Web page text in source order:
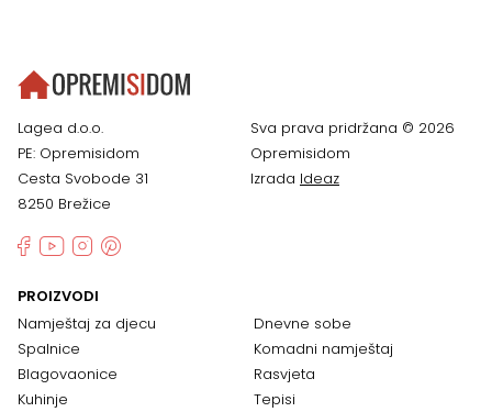
Lagea d.o.o.
PE: Opremisidom
Cesta Svobode 31
8250 Brežice
Sva prava pridržana © 2026
Opremisidom
Izrada Ideaz
PROIZVODI
Namještaj za djecu
Spalnice
Blagovaonice
Kuhinje
Dnevne sobe
Komadni namještaj
Rasvjeta
Tepisi